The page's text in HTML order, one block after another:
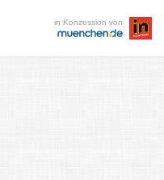
in Konzession von